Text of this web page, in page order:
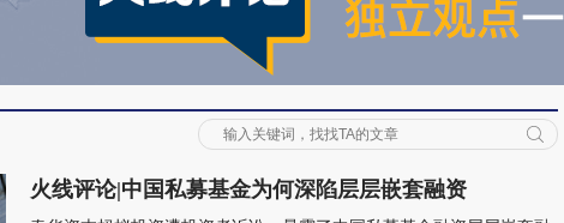
火线评论|中国私募基金为何深陷层层嵌套融资